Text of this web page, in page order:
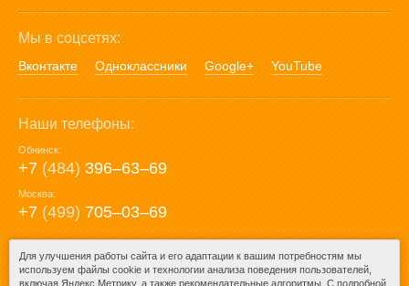
Мы в соцсетях:
Вконтакте Одноклассники Google+ YouTube
Наши телефоны:
Обнинск:
+7 (484) 396‒63‒69
Москва:
+7 (499) 705‒03‒69
E-mail:
mail@posuda40.ru
Для улучшения работы сайта и его адаптации к вашим потребностям мы
используем файлы cookie и технологии анализа поведения пользователей,
включая Яндекс Метрику, а также рекомендательные алгоритмы. С подробной